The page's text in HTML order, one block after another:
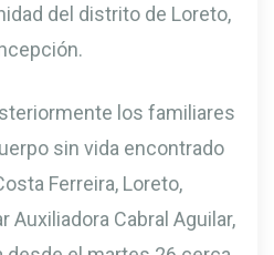
del distrito de Loreto,
los familiares
sin vida encontrado
Ferreira, Loreto,
Auxiliadora Cabral Aguilar,